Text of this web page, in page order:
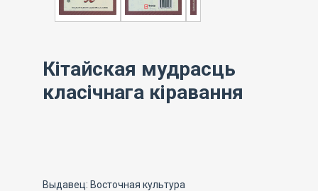
Кітайская мудрасць
класічнага кіравання
Выдавец: Восточная культура